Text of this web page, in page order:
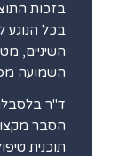
בזכות
בכל
השיניים,
השמועה
ד"ר
הסבר
תוכנית